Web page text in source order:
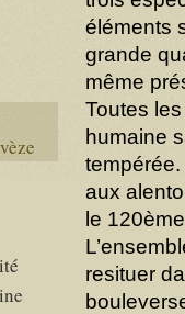
éléments
grande
même
Toutes
humaine
tempérée.
aux
le
resituer